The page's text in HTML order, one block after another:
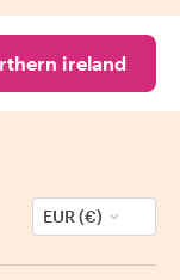
ireland
EUR (€)